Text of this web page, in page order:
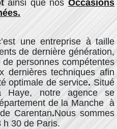
ainsi que nosOccasions
.
une entreprise à taille
de dernière génération,
de personnes compétentes
dernières techniques afin
optimale de service. Situé
notre agence se
de la Manche à
Carentan.Nous sommes
h 30 de Paris.